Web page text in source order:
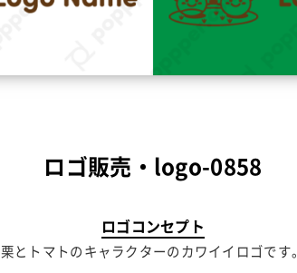
ロゴ販売・logo-0858
ロゴコンセプト
栗とトマトのキャラクターのカワイイロゴです。